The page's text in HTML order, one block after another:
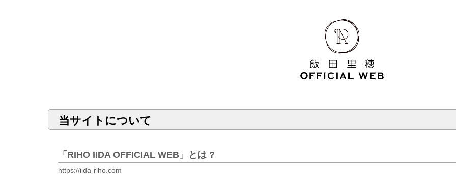
当サイトについて
「RIHO IIDA OFFICIAL WEB」とは ?
https://iida-riho.com